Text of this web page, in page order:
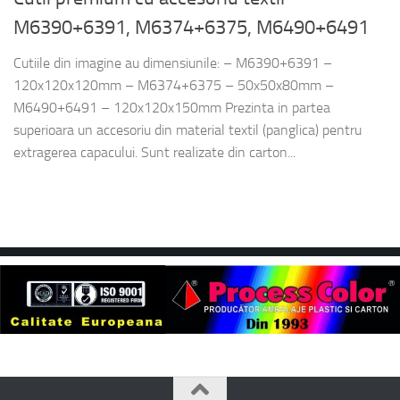
M6390+6391, M6374+6375, M6490+6491
Cutiile din imagine au dimensiunile: – M6390+6391 –
120x120x120mm – M6374+6375 – 50x50x80mm –
M6490+6491 – 120x120x150mm Prezinta in partea
superioara un accesoriu din material textil (panglica) pentru
extragerea capacului. Sunt realizate din carton...